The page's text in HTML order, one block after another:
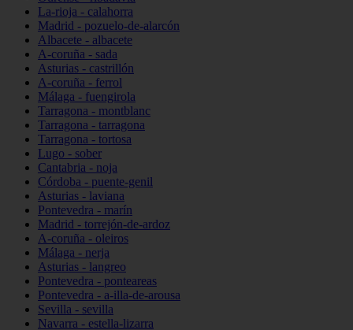
La-rioja - calahorra
Madrid - pozuelo-de-alarcón
Albacete - albacete
A-coruña - sada
Asturias - castrillón
A-coruña - ferrol
Málaga - fuengirola
Tarragona - montblanc
Tarragona - tarragona
Tarragona - tortosa
Lugo - sober
Cantabria - noja
Córdoba - puente-genil
Asturias - laviana
Pontevedra - marín
Madrid - torrejón-de-ardoz
A-coruña - oleiros
Málaga - nerja
Asturias - langreo
Pontevedra - ponteareas
Pontevedra - a-illa-de-arousa
Sevilla - sevilla
Navarra - estella-lizarra